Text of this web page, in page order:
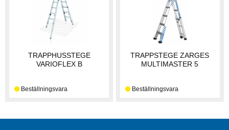
TRAPPHUSSTEGE
VARIOFLEX B
TRAPPSTEGE ZARGES
MULTIMASTER 5